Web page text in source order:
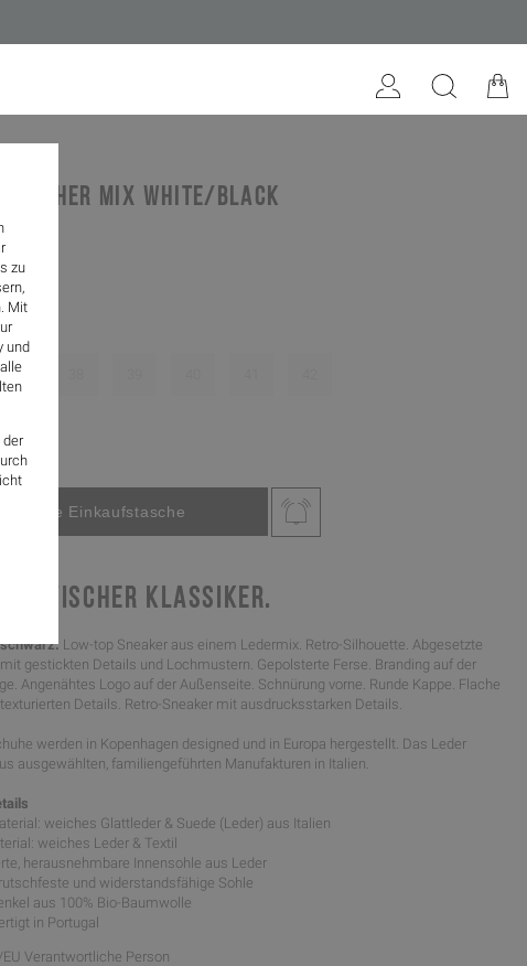
zu
Mit
und
leather mix white/black
37
KLASSIKER.
Low-top Sneaker aus einem Ledermix. Retro-Silhouette. Abgesetzte
gestickten Details und Lochmustern. Gepolsterte Ferse. Branding auf der
Angenähtes Logo auf der Außenseite. Schnürung vorne. Runde Kappe. Flache
Details. Retro-Sneaker mit ausdrucksstarken Details.
werden in Kopenhagen designed und in Europa hergestellt. Das Leder
ausgewählten, familiengeführten Manufakturen in Italien.
weiches Glattleder & Suede (Leder) aus Italien
weiches Leder & Textil
herausnehmbare Innensohle aus Leder
rutschfeste und widerstandsfähige Sohle
aus 100% Bio-Baumwolle
in Portugal
Verantwortliche Person